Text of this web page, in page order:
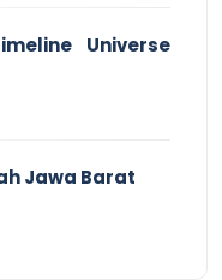
Universe
Jawa Barat